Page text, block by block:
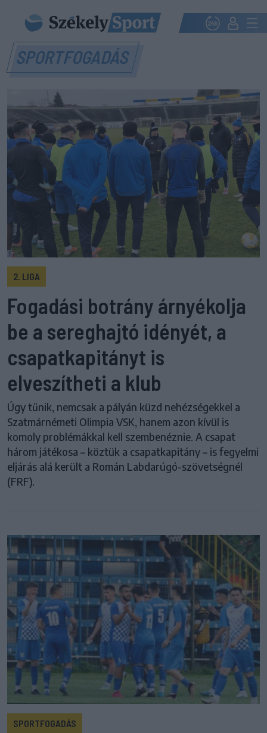
SPORTFOGADÁS
2. LIGA
Fogadási botrány árnyékolja
be a sereghajtó idényét, a
csapatkapitányt is
elveszítheti a klub
Úgy tűnik, nemcsak a pályán küzd nehézségekkel a
Szatmárnémeti Olimpia VSK, hanem azon kívül is
komoly problémákkal kell szembenéznie. A csapat
három játékosa – köztük a csapatkapitány – is fegyelmi
eljárás alá került a Román Labdarúgó-szövetségnél
(FRF).
SPORTFOGADÁS